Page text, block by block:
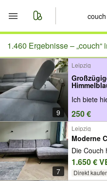
Start
Merkliste
Nachrichten
Anzeige aufgeben
1.460 Ergebnisse –
9
Leipzig
Ich biete
250 €
7
Leipzig
Moderne
Die Couch
1.650 €
Direkt